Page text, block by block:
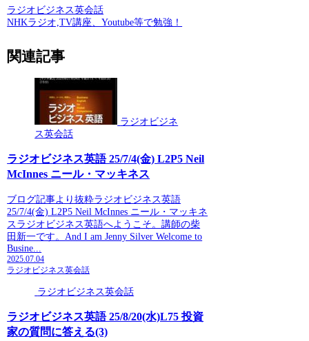
ラジオビジネス英会話
NHKラジオ,TV講座、Youtube等で勉強！
関連記事
ラジオビジネ
ス英会話
ラジオビジネス英語 25/7/4(金) L2P5 Neil
McInnes ニール・マッキネス
ブログ記事より抜粋ラジオビジネス英語
25/7/4(金) L2P5 Neil McInnes ニール・マッキネ
スラジオビジネス英語へようこそ。講師の柴
田新一です。And I am Jenny Silver Welcome to
Busine...
2025.07.04
ラジオビジネス英会話
ラジオビジネス英会話
ラジオビジネス英語 25/8/20(水)L75 投資
家の質問に答える(3)